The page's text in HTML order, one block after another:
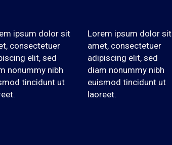
ipsum dolor sit
consectetuer
elit, sed
nonummy nibh
tincidunt ut
Lorem ipsum dolor sit
amet, consectetuer
adipiscing elit, sed
diam nonummy nibh
euismod tincidunt ut
laoreet.